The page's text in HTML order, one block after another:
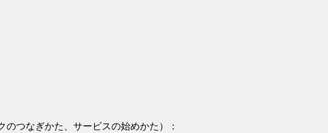
つなぎかた、サービスの始めかた）：